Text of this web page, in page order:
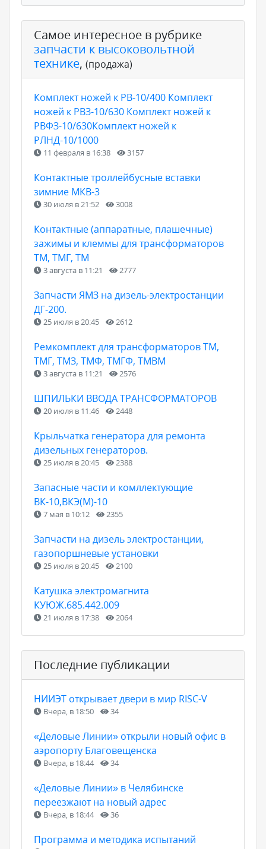
Самое интересное в рубрике
запчасти к высоковольтной
технике, (продажа)
Комплект ножей к РВ-10/400 Комплект
ножей к РВЗ-10/630 Комплект ножей к
РВФЗ-10/630Комплект ножей к
РЛНД-10/1000
11 февраля в 16:38 3157
Контактные троллейбусные вставки
зимние МКВ-3
30 июля в 21:52 3008
Контактные (аппаратные, плашечные)
зажимы и клеммы для трансформаторов
ТМ, ТМГ, ТМ
3 августа в 11:21 2777
Запчасти ЯМЗ на дизель-электростанции
ДГ-200.
25 июля в 20:45 2612
Ремкомплект для трансформаторов ТМ,
ТМГ, ТМЗ, ТМФ, ТМГФ, ТМВМ
3 августа в 11:21 2576
ШПИЛЬКИ ВВОДА ТРАНСФОРМАТОРОВ
20 июля в 11:46 2448
Крыльчатка генератора для ремонта
дизельных генераторов.
25 июля в 20:45 2388
Запасные части и комллектующие
ВК-10,ВКЭ(М)-10
7 мая в 10:12 2355
Запчасти на дизель электростанции,
газопоршневые установки
25 июля в 20:45 2100
Катушка электромагнита
КУЮЖ.685.442.009
21 июля в 17:38 2064
Последние публикации
НИИЭТ открывает двери в мир RISC-V
Вчера, в 18:50 34
«Деловые Линии» открыли новый офис в
аэропорту Благовещенска
Вчера, в 18:44 34
«Деловые Линии» в Челябинске
переезжают на новый адрес
Вчера, в 18:44 36
Программа и методика испытаний